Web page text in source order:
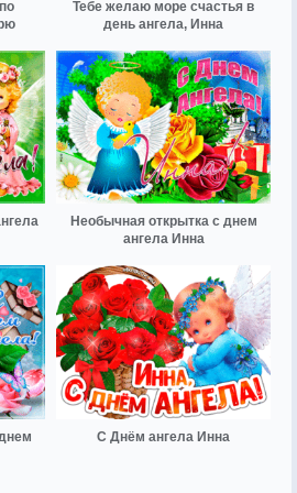
Тебе желаю море счастья в
день ангела, Инна
Необычная открытка с днем
ангела Инна
С Днём ангела Инна